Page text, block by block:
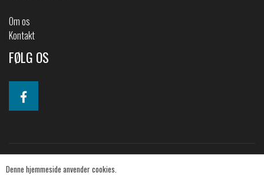
Denne hjemmeside anvender cookies.
Om os
Kontakt
FØLG OS
© 2019 2CV-shoppen. All Rights Reserved.